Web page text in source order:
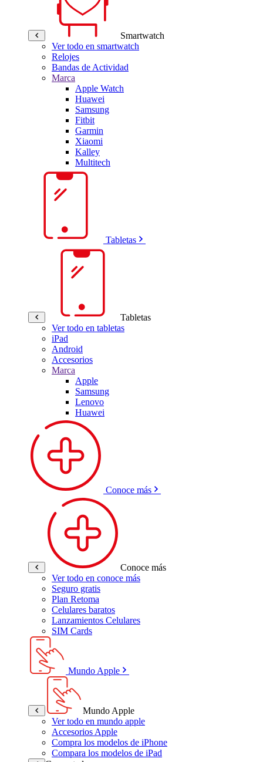
Smartwatch
Ver todo en smartwatch
Relojes
Bandas de Actividad
Marca
Apple Watch
Huawei
Samsung
Fitbit
Garmin
Xiaomi
Kalley
Multitech
Tabletas
Tabletas
Ver todo en tabletas
iPad
Android
Accesorios
Marca
Apple
Samsung
Lenovo
Huawei
Conoce más
Conoce más
Ver todo en conoce más
Seguro gratis
Plan Retoma
Celulares baratos
Lanzamientos Celulares
SIM Cards
Mundo Apple
Mundo Apple
Ver todo en mundo apple
Accesorios Apple
Compra los modelos de iPhone
Compara los modelos de iPad